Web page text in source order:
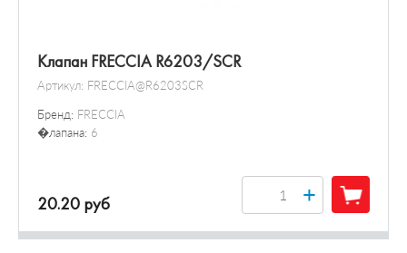
Клапан FRECCIA R6203/SCR
Артикул: FRECCIA@R6203SCR
Бренд: FRECCIA
�лапана: 6
20.20 руб +